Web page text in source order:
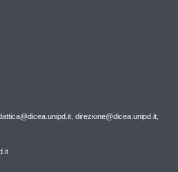
direzione@dicea.unipd.it,